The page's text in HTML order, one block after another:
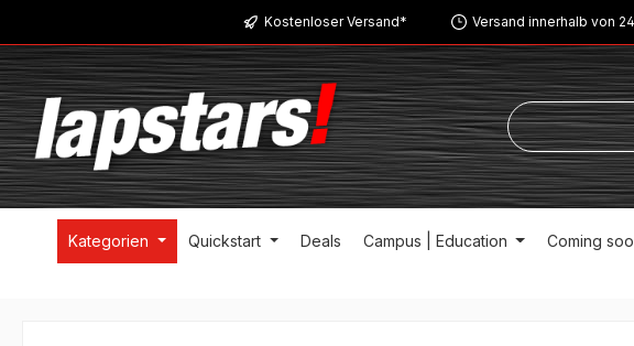
Zur Hauptnavigation springenKostenloser Versand* Versand innerhalb von
Kategorien Quickstart Deals Campus | Education Coming